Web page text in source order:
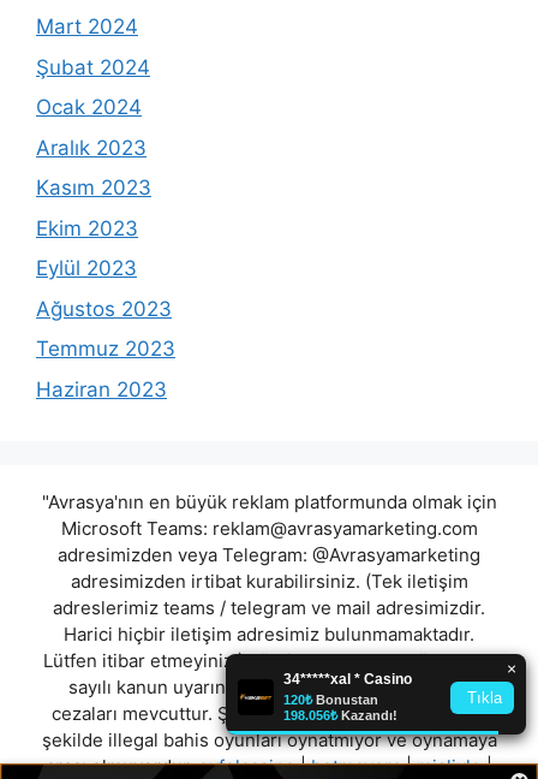
Mart 2024
Şubat 2024
Ocak 2024
Aralık 2023
Kasım 2023
Ekim 2023
Eylül 2023
Ağustos 2023
Temmuz 2023
Haziran 2023
"Avrasya'nın en büyük reklam platformunda olmak için
Microsoft Teams: reklam@avrasyamarketing.com
adresimizden veya Telegram: @Avrasyamarketing
adresimizden irtibat kurabilirsiniz. (Tek iletişim
adreslerimiz teams / telegram ve mail adresimizdir.
Harici hiçbir iletişim adresimiz bulunmamaktadır.
Lütfen itibar etmeyiniz.) Türkiye yasalarına göre 7258
sayılı kanun uyarınca yasa dışı bahis oynamanın
cezaları mevcuttur. Şu an bulunduğunuz site hiç bir
şekilde illegal bahis oyunları oynatmıyor ve oynamaya
aracı olmuyordur.eyfelcasino|betmavera|misliyle|